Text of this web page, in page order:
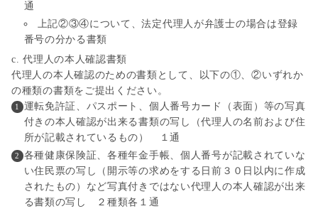
通
上記②③④について、法定代理人が弁護士の場合は登録
番号の分かる書類
代理人の本人確認書類
代理人の本人確認のための書類として、以下の①、②いずれか
の種類の書類をご提出ください。
運転免許証、パスポート、個人番号カード（表面）等の写真
付きの本人確認が出来る書類の写し（代理人の名前および住
所が記載されているもの） １通
各種健康保険証、各種年金手帳、個人番号が記載されていな
い住民票の写し（開示等の求めをする日前３０日以内に作成
されたもの）など写真付きではない代理人の本人確認が出来
る書類の写し ２種類各１通